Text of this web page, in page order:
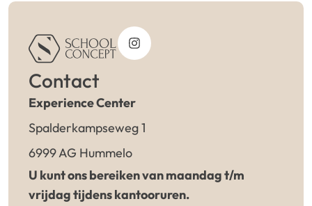
Contact
Experience Center
Spalderkampseweg 1
6999 AG Hummelo
U kunt ons bereiken van maandag t/m
vrijdag tijdens kantooruren.